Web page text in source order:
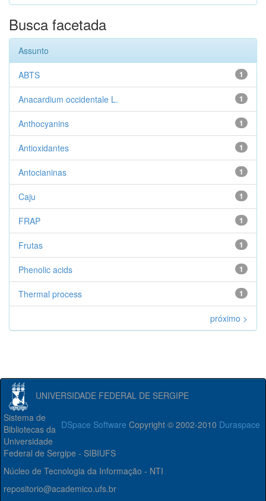
Busca facetada
Assunto
1
ABTS
1
Anacardium occidentale L.
1
Anthocyanins
1
Antioxidantes
1
Antocianinas
1
Caju
1
FRAP
1
Frutas
1
Phenolic acids
1
Thermal process
próximo >
UNIVERSIDADE FEDERAL DE SERGIPE
DSpace Software Copyright © 2002-2010 Duraspace
Sistema de
Bibliotecas da
Universidade
Federal de Sergipe - SIBIUFS
Núcleo de Tecnologia da Informação - NTI
repositorio@academico.ufs.br